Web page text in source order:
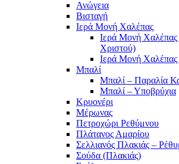
Ανώγεια
Βισταγή
Ιερά Μονή Χαλέπας
Ιερά Μονή
Χριστού)
Ιερά Μονή
Μπαλί
Μπαλί – Παραλία
Μπαλί – Υποβρύχια
Κρυονέρι
Μέρωνας
Πετροχώρι Ρεθύμνου
Πλάτανος Αμαρίου
Σελλιανός Πλακιάς –
Σούδα (Πλακιάς)